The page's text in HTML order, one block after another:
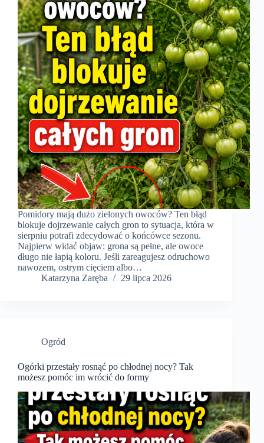
Pomidory mają dużo zielonych owoców? Ten błąd
blokuje dojrzewanie całych gron to sytuacja, która w
sierpniu potrafi zdecydować o końcówce sezonu.
Najpierw widać objaw: grona są pełne, ale owoce
długo nie łapią koloru. Jeśli zareagujesz odruchowo
nawozem, ostrym cięciem albo…
Katarzyna Zaręba
29 lipca 2026
Ogród
Ogórki przestały rosnąć po chłodnej nocy? Tak
możesz pomóc im wrócić do formy